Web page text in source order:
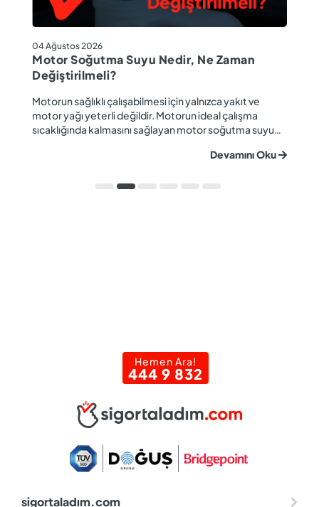
04 Ağustos 2026
Motor Soğutma Suyu Nedir, Ne Zaman
Değiştirilmeli?
Motorun sağlıklı çalışabilmesi için yalnızca yakıt ve
motor yağı yeterli değildir. Motorun ideal çalışma
sıcaklığında kalmasını sağlayan motor soğutma suyu
önem taşır. Düzenli olarak kontrol edilmeyen veya
korozyon, motor arızaları ve yüksek onarım ma...
Devamını Oku
Hemen Ara!
444 9 832
sigortaladım.com